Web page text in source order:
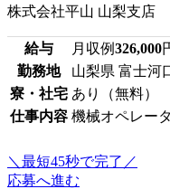
株式会社平山 山梨支店
給与 月収例326,000
勤務地
山梨県 富士河
寮・社宅 あり（無料）
仕事内容 機械オペレー
＼最短45秒で完了／
応募へ進む